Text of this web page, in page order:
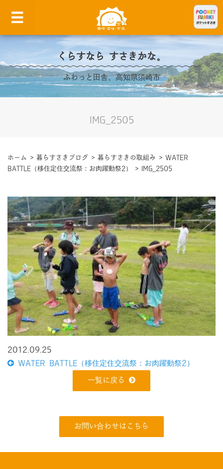
くらすなら すさきかな。
ふわっと田舎。高知県須崎市
IMG_2505
ホーム > 暮らすさきブログ > 暮らすさきの取組み > WATER
BATTLE（移住定住交流祭：お肉躍動祭2）
> IMG_2505
2012.09.25
WATER BATTLE（移住定住交流祭：お肉躍動祭2）
一覧に戻る
お問い合わせはこちら